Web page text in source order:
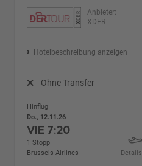
Anbieter:
XDER
Hotelbeschreibung anzeigen
Ohne Transfer
Hinflug
Do., 12.11.26
VIE 7:20
1 Stopp
Brussels Airlines
Details